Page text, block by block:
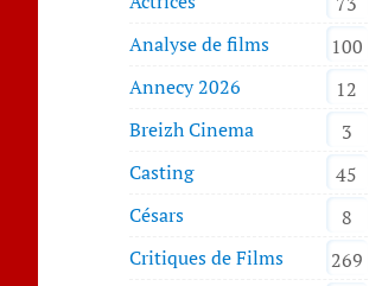
Analyse de films
100
Annecy 2026
12
Breizh Cinema
3
Casting
45
Césars
8
Critiques de Films
269